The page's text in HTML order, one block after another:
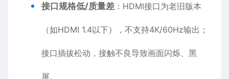
接口规格低/质量差 ：HDMI接口为老旧版本
（如HDMI 1.4以下），不支持4K/60Hz输出；
接口插拔松动，接触不良导致画面闪烁、黑
屏。